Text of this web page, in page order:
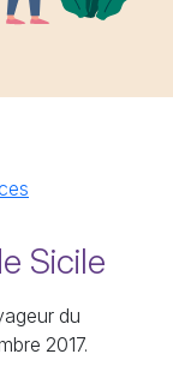
Sicile
du
2017.